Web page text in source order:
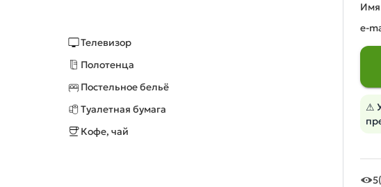
Телевизор
Полотенца
Постельное бельё
Туалетная бумага
Кофе, чай
e-
⚠
5